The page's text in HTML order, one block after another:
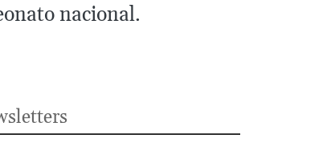
nacional.